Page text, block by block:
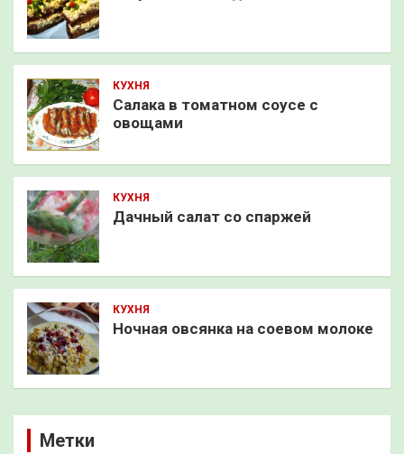
КУХНЯ
Салака в томатном соусе с
овощами
КУХНЯ
Дачный салат со спаржей
КУХНЯ
Ночная овсянка на соевом молоке
Метки